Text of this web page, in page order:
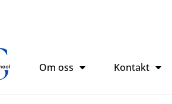
Om oss Kontakt